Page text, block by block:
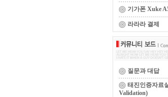
기가폰 Xuke
라라라 결제
질문과 대답
태진인증자료
Validation)